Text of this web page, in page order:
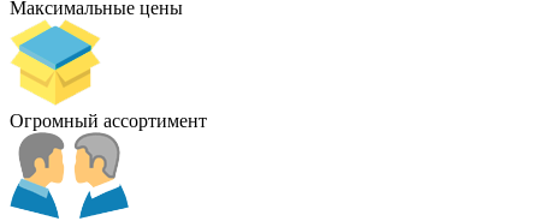
Максимальные цены
Огромный ассортимент